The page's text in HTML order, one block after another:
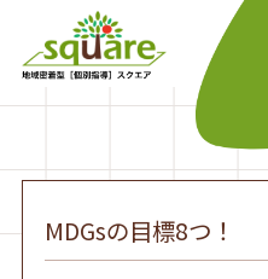
MDGsの目標8つ！